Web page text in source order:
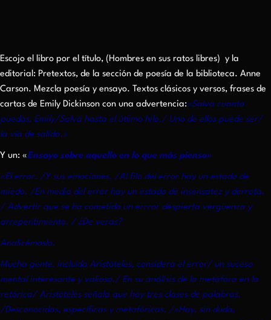
Escojo el libro por el título, (Hombres en sus ratos libres) y la
editorial: Pretextos, de la sección de poesía de la biblioteca. Anne
Carson. Mezcla poesía y ensayo. Textos clásicos y versos, frases de
cartas de Emily Dickinson con una advertencia:«Salva cuanto
puedas, Emily/Salva hasta el útlimo hilo./ Uno de ellos puede ser/
la vía de salida.»
Y un: «Ensayo sobre aquello en lo que más pienso»
«El error. /Y sus emociones. /Al filo del error hay un estado de
miedo. /En medio del error hay un estado de insensatez y derrota.
/ Advertir que se ha cometido un errror despierta vergüenza y
arrepentimiento. / ¿De veras?
Analicémoslo.
Mucha gente, incluída Aristóteles, considera el error/ un suceso
mental interesante y valioso./ En su análisis de la metáfora en la
retórica/ Aristóteles señala que hay tres clases de palabras.
/Desconocidas, específicas y metafóricas. /»Hay, sin duda,